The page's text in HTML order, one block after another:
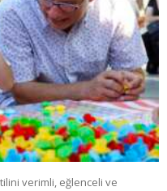
verimli, eğlenceli ve